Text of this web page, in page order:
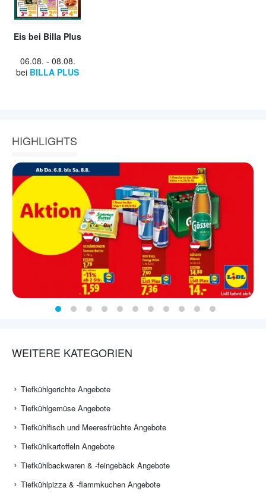
Eis bei Billa Plus
06.08. - 08.08.
bei BILLA PLUS
HIGHLIGHTS
WEITERE KATEGORIEN
Tiefkühlgerichte Angebote
Tiefkühlgemüse Angebote
Tiefkühlfisch und Meeresfrüchte Angebote
Tiefkühlkartoffeln Angebote
Tiefkühlbackwaren & -feingebäck Angebote
Tiefkühlpizza & -flammkuchen Angebote